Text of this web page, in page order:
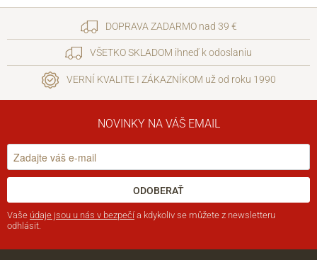
DOPRAVA ZADARMO nad 39 €
VŠETKO SKLADOM ihneď k odoslaniu
VERNÍ KVALITE I ZÁKAZNÍKOM už od roku 1990
NOVINKY NA VÁŠ EMAIL
ODOBERAŤ
Vaše údaje jsou u nás v bezpečí a kdykoliv se můžete z newsletteru
odhlásit.